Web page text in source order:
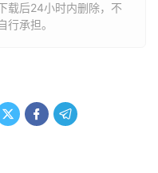
载后24小时内删除，不
承担。
  